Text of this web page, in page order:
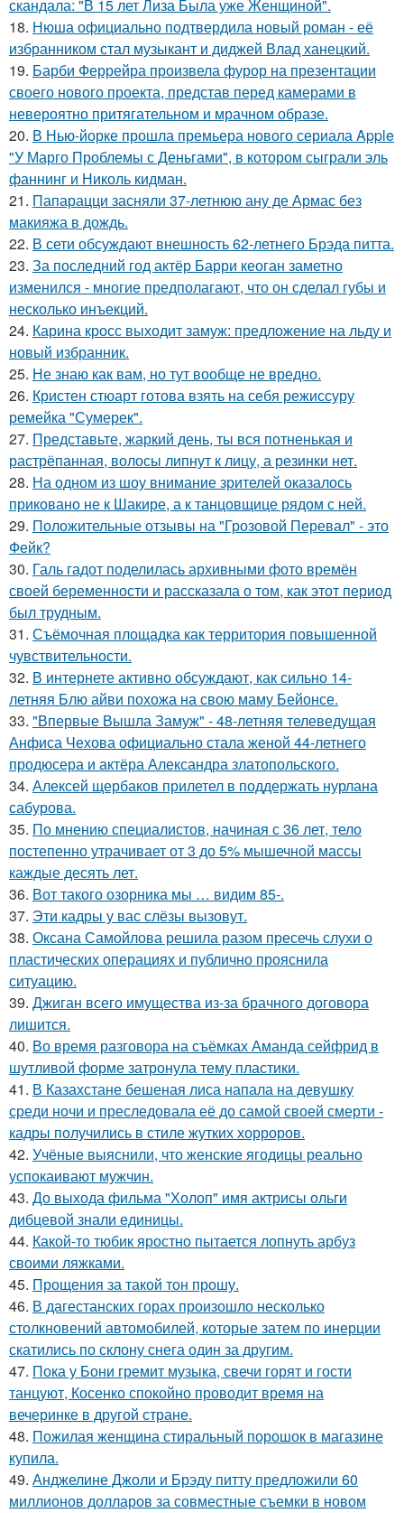
скандала: "В 15 лет Лиза Была уже Женщиной".
18. Нюша официально подтвердила новый роман - её
избранником стал музыкант и диджей Влад ханецкий.
19. Барби Феррейра произвела фурор на презентации
своего нового проекта, представ перед камерами в
невероятно притягательном и мрачном образе.
20. В Нью-йорке прошла премьера нового сериала Apple
"У Марго Проблемы с Деньгами", в котором сыграли эль
фаннинг и Николь кидман.
21. Папарацци засняли 37-летнюю ану де Армас без
макияжа в дождь.
22. В сети обсуждают внешность 62-летнего Брэда питта.
23. За последний год актёр Барри кеоган заметно
изменился - многие предполагают, что он сделал губы и
несколько инъекций.
24. Карина кросс выходит замуж: предложение на льду и
новый избранник.
25. Не знаю как вам, но тут вообще не вредно.
26. Кристен стюарт готова взять на себя режиссуру
ремейка "Сумерек".
27. Представьте, жаркий день, ты вся потненькая и
растрёпанная, волосы липнут к лицу, а резинки нет.
28. На одном из шоу внимание зрителей оказалось
приковано не к Шакире, а к танцовщице рядом с ней.
29. Положительные отзывы на "Грозовой Перевал" - это
Фейк?
30. Галь гадот поделилась архивными фото времён
своей беременности и рассказала о том, как этот период
был трудным.
31. Съёмочная площадка как территория повышенной
чувствительности.
32. В интернете активно обсуждают, как сильно 14-
летняя Блю айви похожа на свою маму Бейонсе.
33. "Впервые Вышла Замуж" - 48-летняя телеведущая
Анфиса Чехова официально стала женой 44-летнего
продюсера и актёра Александра златопольского.
34. Алексей щербаков прилетел в поддержать нурлана
сабурова.
35. По мнению специалистов, начиная с 36 лет, тело
постепенно утрачивает от 3 до 5% мышечной массы
каждые десять лет.
36. Вот такого озорника мы … видим 85-.
37. Эти кадры у вас слёзы вызовут.
38. Оксана Самойлова решила разом пресечь слухи о
пластических операциях и публично прояснила
ситуацию.
39. Джиган всего имущества из-за брачного договора
лишится.
40. Во время разговора на съёмках Аманда сейфрид в
шутливой форме затронула тему пластики.
41. В Казахстане бешеная лиса напала на девушку
среди ночи и преследовала её до самой своей смерти -
кадры получились в стиле жутких хорроров.
42. Учёные выяснили, что женские ягодицы реально
успокаивают мужчин.
43. До выхода фильма "Холоп" имя актрисы ольги
дибцевой знали единицы.
44. Какой-то тюбик яростно пытается лопнуть арбуз
своими ляжками.
45. Прощения за такой тон прошу.
46. В дагестанских горах произошло несколько
столкновений автомобилей, которые затем по инерции
скатились по склону снега один за другим.
47. Пока у Бони гремит музыка, свечи горят и гости
танцуют, Косенко спокойно проводит время на
вечеринке в другой стране.
48. Пожилая женщина стиральный порошок в магазине
купила.
49. Анджелине Джоли и Брэду питту предложили 60
миллионов долларов за совместные съемки в новом